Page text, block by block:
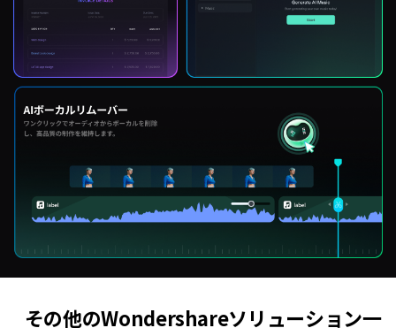
その他のWondershareソリューション一